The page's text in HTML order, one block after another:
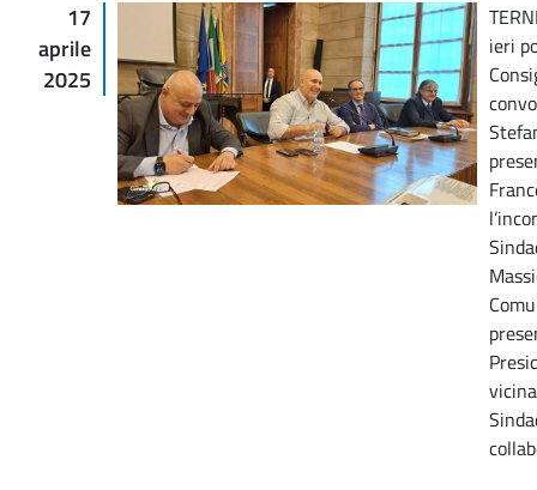
17
aprile
2025
ieri